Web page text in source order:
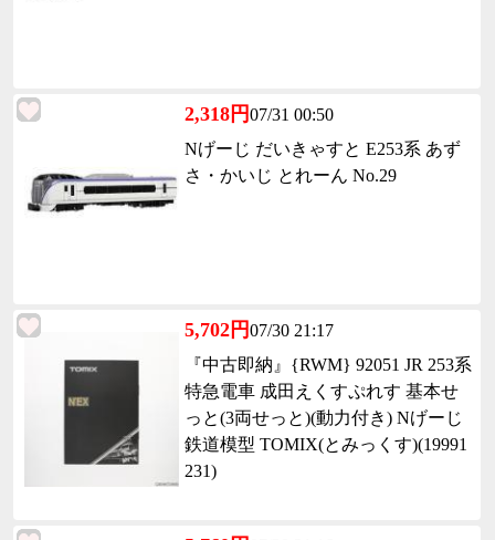
2,318円07/31 00:50
Nげーじ だいきゃすと E253系 あず
さ・かいじ とれーん No.29
5,702円07/30 21:17
『中古即納』{RWM} 92051 JR 253系
特急電車 成田えくすぷれす 基本せ
っと(3両せっと)(動力付き) Nげーじ
鉄道模型 TOMIX(とみっくす)(19991
231)